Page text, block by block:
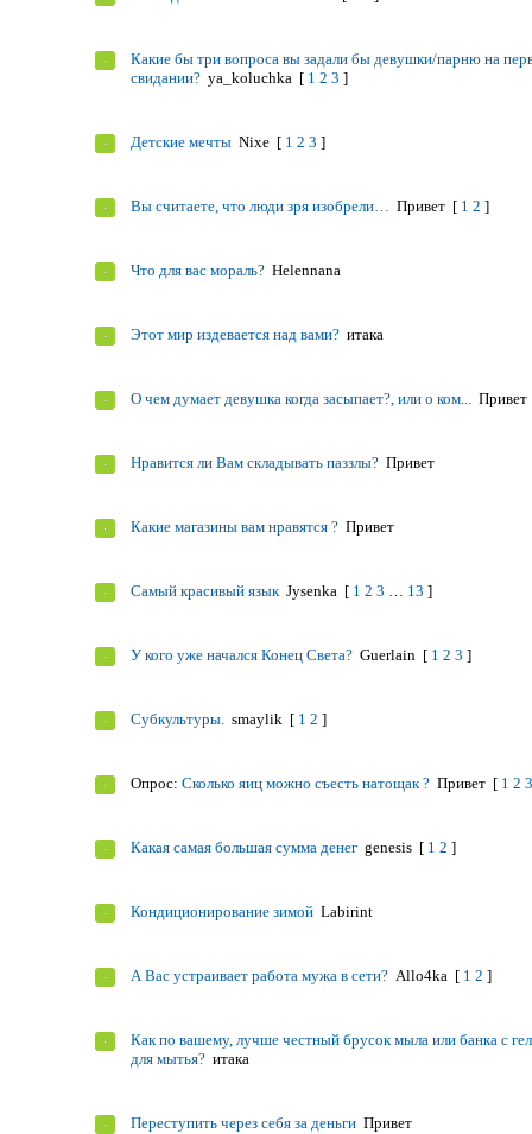
Какие бы три вопроса вы задали бы девушки/парню на
свидании? ya_koluchka [ 1 2 3 ]
Детские мечты Nixe [ 1 2 3 ]
Вы считаете, что люди зря изобрели… Привет [ 1 2 ]
Что для вас мораль? Helennana
Этот мир издевается над вами? итака
О чем думает девушка когда засыпает?, или о ком... Привет
Нравится ли Вам складывать паззлы? Привет
Какие магазины вам нравятся ? Привет
Самый красивый язык Jysenka [ 1 2 3 … 13 ]
У кого уже начался Конец Света? Guerlain [ 1 2 3 ]
Субкультуры. smaylik [ 1 2 ]
Опрос: Сколько яиц можно съесть натощак ? Привет [ 1 2
Какая самая большая сумма денег genesis [ 1 2 ]
Кондиционирование зимой Labirint
А Вас устраивает работа мужа в сети? Allo4ka [ 1 2 ]
Как по вашему, лучше честный брусок мыла или банка с
для мытья? итака
Переступить через себя за деньги Привет